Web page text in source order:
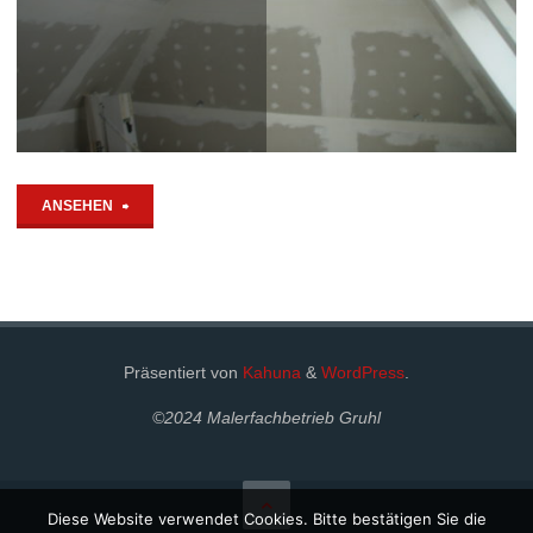
ANSEHEN "Trockenbau,
in
Aarau"
Präsentiert von Kahuna & WordPress.
©2024 Malerfachbetrieb Gruhl
Diese Website verwendet Cookies. Bitte bestätigen Sie die